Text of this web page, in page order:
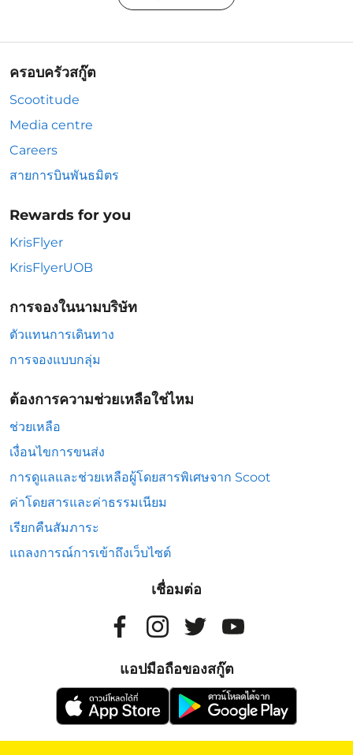
ครอบครัวสกู๊ต
Scootitude
Media centre
Careers
สายการบินพันธมิตร
Rewards for you
KrisFlyer
KrisFlyerUOB
การจองในนามบริษัท
ตัวแทนการเดินทาง
การจองแบบกลุ่ม
ต้องการความช่วยเหลือใช่ไหม
ช่วยเหลือ
เงื่อนไขการขนส่ง
การดูแลและช่วยเหลือผู้โดยสารพิเศษจาก Scoot
ค่าโดยสารและค่าธรรมเนียม
เรียกคืนสัมภาระ
แถลงการณ์การเข้าถึงเว็บไซต์
เชื่อมต่อ
แอปมือถือของสกู๊ต